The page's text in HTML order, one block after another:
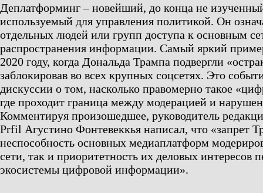
Деплатформинг – новейший, до конца не
используемый для управления политикой. Он
отдельных людей или групп доступа к основным
распространения информации. Самый яркий
2020 году, когда Дональда Трампа подвергли
заблокировав во всех крупных соцсетях. Это
дискуссии о том, насколько правомерно такое
где проходит граница между модерацией и
Комментируя произошедшее, руководитель
Prfil Агустино Фонтевеккья написал, что «запрет
неспособность основных медиаплатформ
сети, так и приоритетность их деловых интересов
экосистемы цифровой информации».